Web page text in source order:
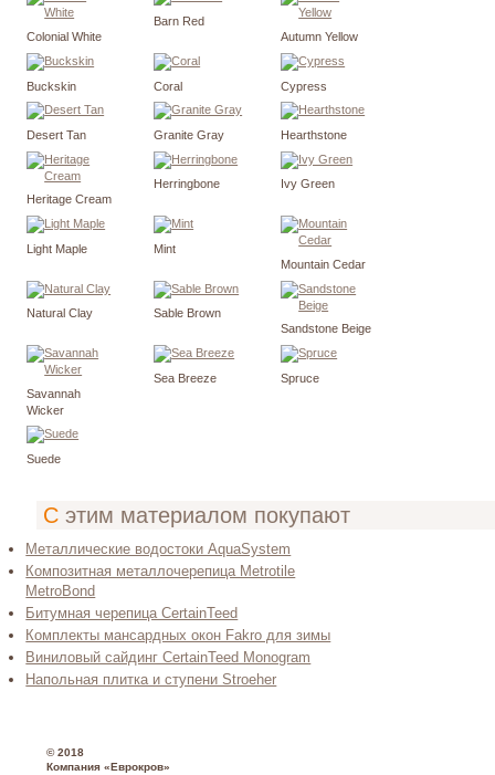
Colonial White
Barn Red
Autumn Yellow
Buckskin Coral Cypress
Desert Tan Granite Gray Hearthstone
Heritage Cream
Herringbone Ivy Green
Light Maple
Mint
Mountain Cedar
Natural Clay
Sable Brown
Sandstone Beige
Savannah
Wicker
Sea Breeze Spruce
Suede
С этим материалом покупают
Металлические водостоки AquaSystem
Композитная металлочерепица Metrotile
MetroBond
Битумная черепица CertainTeed
Комплекты мансардных окон Fakro для зимы
Виниловый сайдинг CertainTeed Monogram
Напольная плитка и ступени Stroeher
© 2018
Компания «Еврокров»